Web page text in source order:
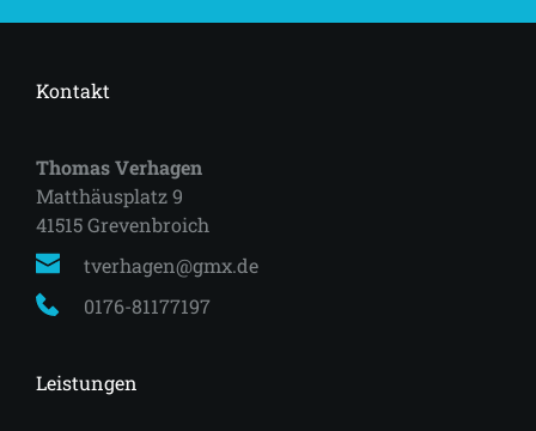
Kontakt
Thomas Verhagen
Matthäusplatz 9
41515 Grevenbroich
tverhagen@gmx.de
0176-81177197
Leistungen